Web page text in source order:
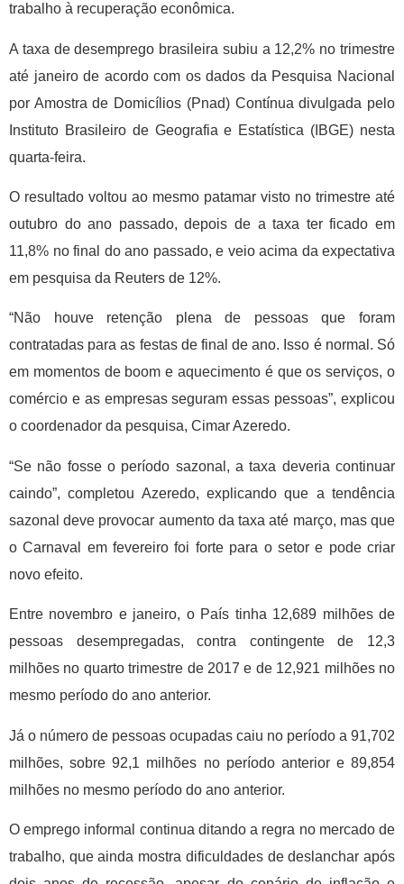
trabalho à recuperação econômica.
A taxa de desemprego brasileira subiu a 12,2% no trimestre
até janeiro de acordo com os dados da Pesquisa Nacional
por Amostra de Domicílios (Pnad) Contínua divulgada pelo
Instituto Brasileiro de Geografia e Estatística (IBGE) nesta
quarta-feira.
O resultado voltou ao mesmo patamar visto no trimestre até
outubro do ano passado, depois de a taxa ter ficado em
11,8% no final do ano passado, e veio acima da expectativa
em pesquisa da Reuters de 12%.
“Não houve retenção plena de pessoas que foram
contratadas para as festas de final de ano. Isso é normal. Só
em momentos de boom e aquecimento é que os serviços, o
comércio e as empresas seguram essas pessoas”, explicou
o coordenador da pesquisa, Cimar Azeredo.
“Se não fosse o período sazonal, a taxa deveria continuar
caindo”, completou Azeredo, explicando que a tendência
sazonal deve provocar aumento da taxa até março, mas que
o Carnaval em fevereiro foi forte para o setor e pode criar
novo efeito.
Entre novembro e janeiro, o País tinha 12,689 milhões de
pessoas desempregadas, contra contingente de 12,3
milhões no quarto trimestre de 2017 e de 12,921 milhões no
mesmo período do ano anterior.
Já o número de pessoas ocupadas caiu no período a 91,702
milhões, sobre 92,1 milhões no período anterior e 89,854
milhões no mesmo período do ano anterior.
O emprego informal continua ditando a regra no mercado de
trabalho, que ainda mostra dificuldades de deslanchar após